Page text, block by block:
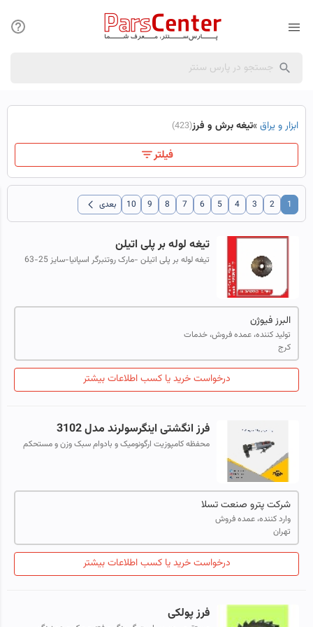
ابزار و یراق»تیغه برش و فرز(423)
فیلتر
1
2
3
4
5
6
7
8
9
10 بعدی chevron_left
تیغه لوله بر پلی اتیلن
تیغه لوله بر پلی اتیلن -مارک روتنبرگر اسپانیا-سایز 25-63
البرز فیوژن
تولید کننده، عمده فروش، خدمات
کرج
درخواست خرید یا کسب اطلاعات بیشتر
فرز انگشتی اینگرسولرند مدل 3102
محفظه کامپوزیت ارگونومیک و بادوام سبک وزن و مستحکم
شرکت پترو صنعت تسلا
وارد کننده، عمده فروش
تهران
درخواست خرید یا کسب اطلاعات بیشتر
فرز پولکی